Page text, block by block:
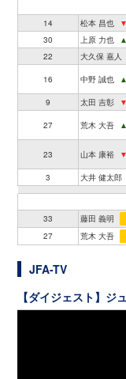
14
松本 昌也 ▼
30
上原 力也 ▲
22
大久保 嘉人
16 中野 誠也 ▲
9
太田 吉彰 ▼
27 荒木 大吾 ▲
23 山本 康裕 ▼
3
大井 健太郎
33
藤田 義明
27
荒木 大吾
JFA-TV
【ダイジェスト】ジ